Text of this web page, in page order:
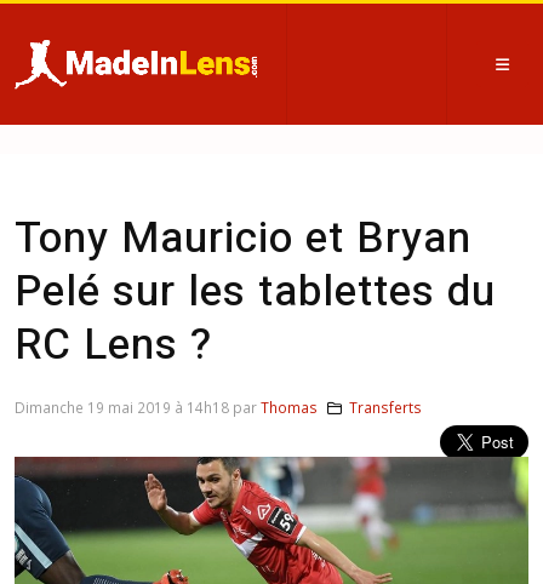
Tony Mauricio et Bryan
Pelé sur les tablettes du
RC Lens ?
Dimanche 19 mai 2019 à 14h18 parThomas Transferts